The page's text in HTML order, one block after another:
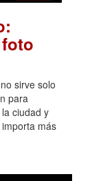
sirve solo
para
ciudad y
más